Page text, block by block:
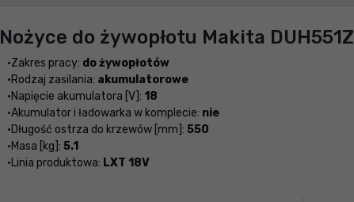
Nożyce do żywopłotu Makita DUH551Z
Zakres pracy: do żywopłotów
Rodzaj zasilania: akumulatorowe
Napięcie akumulatora [V]: 18
Akumulator i ładowarka w komplecie: nie
Długość ostrza do krzewów [mm]: 550
Masa [kg]: 5.1
Linia produktowa: LXT 18V